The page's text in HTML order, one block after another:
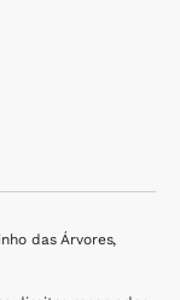
das Árvores,